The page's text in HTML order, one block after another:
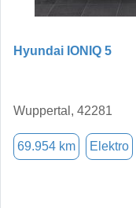
Hyundai IONIQ 5
Wuppertal, 42281
69.954 km Elektro